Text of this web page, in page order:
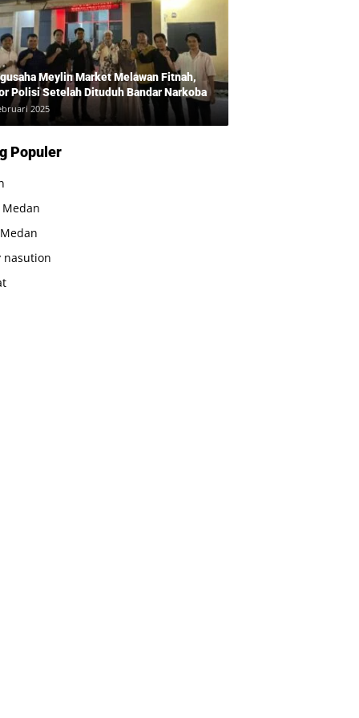
Meylin Market Melawan Fitnah,
Polisi Setelah Dituduh Bandar Narkoba
2025
Populer
nasution